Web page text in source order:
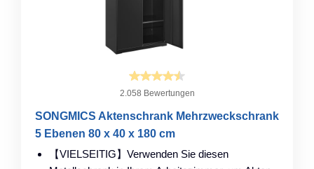
2.058 Bewertungen
SONGMICS Aktenschrank Mehrzweckschrank
5 Ebenen 80 x 40 x 180 cm
【VIELSEITIG】Verwenden Sie diesen